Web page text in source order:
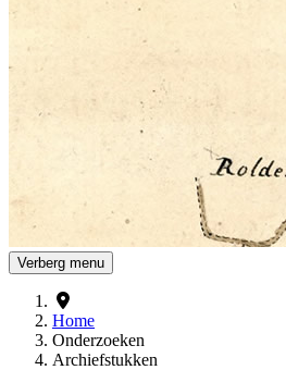
Verberg menu
Home
Onderzoeken
Archiefstukken